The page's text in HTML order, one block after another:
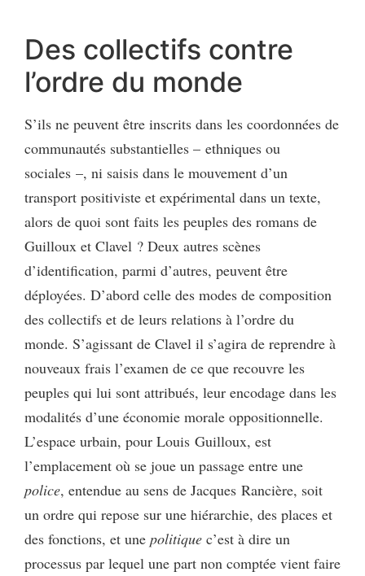
Des collectifs contre
l’ordre du monde
S’ils ne peuvent être inscrits dans les coordonnées de
communautés substantielles – ethniques ou
sociales –, ni saisis dans le mouvement d’un
transport positiviste et expérimental dans un texte,
alors de quoi sont faits les peuples des romans de
Guilloux et Clavel ? Deux autres scènes
d’identification, parmi d’autres, peuvent être
déployées. D’abord celle des modes de composition
des collectifs et de leurs relations à l’ordre du
monde. S’agissant de Clavel il s’agira de reprendre à
nouveaux frais l’examen de ce que recouvre les
peuples qui lui sont attribués, leur encodage dans les
modalités d’une économie morale oppositionnelle.
L’espace urbain, pour Louis Guilloux, est
l’emplacement où se joue un passage entre une
police, entendue au sens de Jacques Rancière, soit
un ordre qui repose sur une hiérarchie, des places et
des fonctions, et une politique c’est à dire un
processus par lequel une part non comptée vient faire